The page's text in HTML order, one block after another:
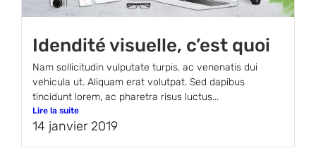
Idendité visuelle, c’est quoi
Nam sollicitudin vulputate turpis, ac venenatis dui
vehicula ut. Aliquam erat volutpat. Sed dapibus
tincidunt lorem, ac pharetra risus luctus...
Lire la suite
14 janvier 2019